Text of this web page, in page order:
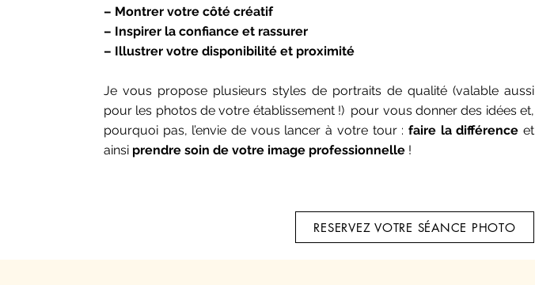
– Montrer votre côté créatif
– Inspirer la confiance et rassurer
– Illustrer votre disponibilité et proximité
Je vous propose plusieurs styles de portraits de qualité (valable aussi
pour les photos de votre établissement !)pour vous donner des idées et,
pourquoi pas, l’envie de vous lancer à votre tour : faire la différence et
ainsi prendre soin de votre image professionnelle !
RESERVEZ VOTRE SÉANCE PHOTO